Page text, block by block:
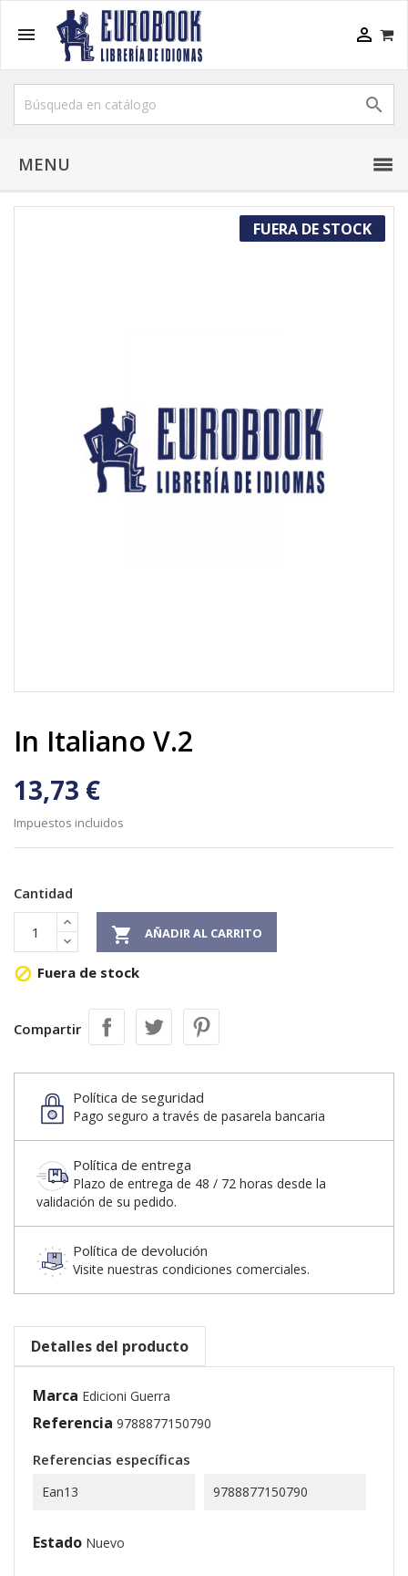
 

MENU
FUERA DE STOCK
In Italiano V.2
13,73 €
Impuestos incluidos
Cantidad
 AÑADIR AL CARRITO
 Fuera de stock
Compartir
Política de seguridad
Pago seguro a través de pasarela bancaria
Política de entrega
Plazo de entrega de 48 / 72 horas desde la
validación de su pedido.
Política de devolución
Visite nuestras condiciones comerciales.
Detalles del producto
Marca Edicioni Guerra
Referencia 9788877150790
Referencias específicas
Ean13 9788877150790
Estado Nuevo